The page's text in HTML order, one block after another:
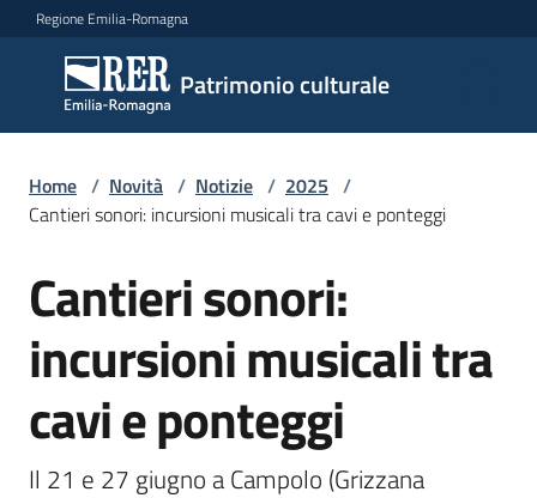
Vai al contenuto
Vai alla navigazione
Vai al footer
Regione Emilia-Romagna
Patrimonio culturale
Patrimonio
culturale
Argomenti
Novità
Leggi
Home / Novità / Notizie / 2025 /
Cantieri sonori: incursioni musicali tra cavi e ponteggi
Salta al contenuto
Cantieri sonori:
incursioni musicali tra
cavi e ponteggi
Il 21 e 27 giugno a Campolo (Grizzana